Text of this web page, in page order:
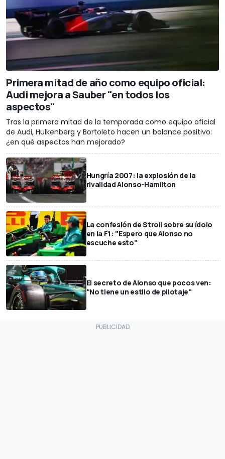
Primera mitad de año como equipo oficial:
Audi mejora a Sauber "en todos los
aspectos"
Tras la primera mitad de la temporada como equipo oficial
de Audi, Hulkenberg y Bortoleto hacen un balance positivo:
¿en qué aspectos han mejorado?
Hungría 2007: la explosión de la
rivalidad Alonso-Hamilton
La confesión de Stroll sobre su ídolo
en la F1: "Espero que Alonso no
escuche esto"
El secreto de Alonso que pocos ven:
"No tiene un estilo de pilotaje"